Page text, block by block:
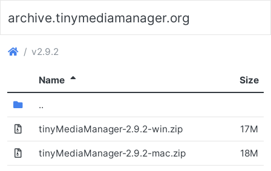
archive.tinymediamanager.org
(archive.tinymediamanager.org)
v2.9.2
Name Size
(Directory)
..
(Archive file)
tinyMediaManager-2.9.2-win.zip 17M
tinyMediaManager-2.9.2-mac.zip 18M